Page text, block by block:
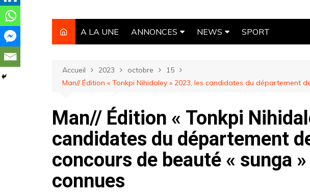
A LA UNE ANNONCES
AUTOMOBILE
NECROLOGIE
EMPLOIS
MARCHES PUBLICS
ANNONCES LEGALES
NEWS SPORT
Accueil 2023 octobre
15
Man// Édition « Tonkpi Nihidaley » 2023, les candidates du département
Man// Édition « Tonkpi
candidates du département
concours de beauté « sunga
connues